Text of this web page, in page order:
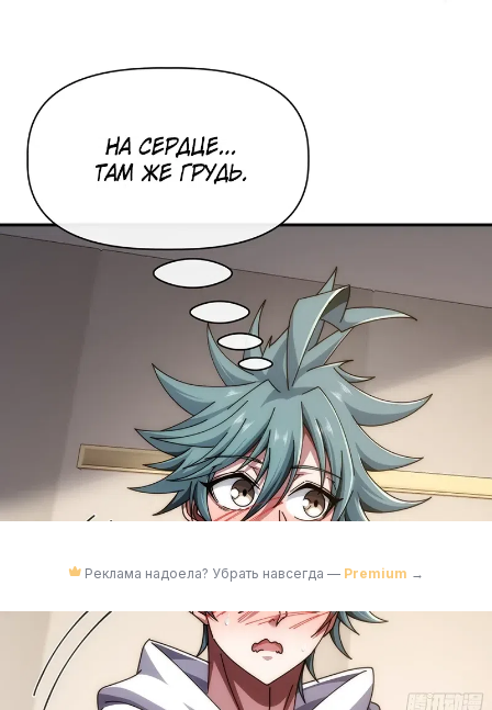
Реклама надоела? Убрать навсегда — Premium →